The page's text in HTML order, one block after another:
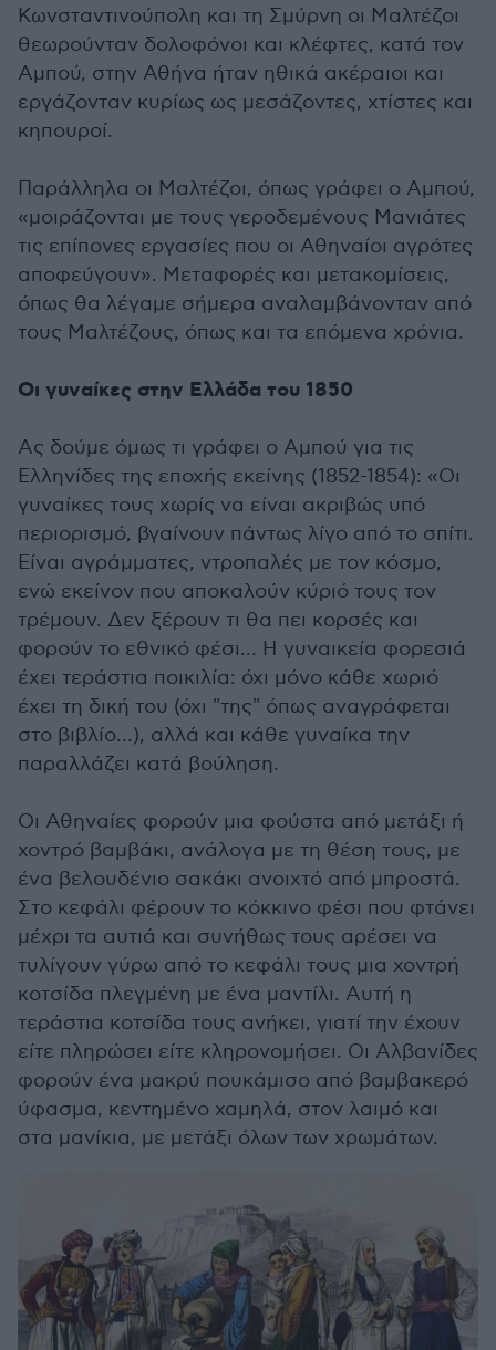
Κωνσταντινούπολη και τη Σμύρνη οι Μαλτέζοι
θεωρούνταν δολοφόνοι και κλέφτες, κατά τον
Αμπού, στην Αθήνα ήταν ηθικά ακέραιοι και
εργάζονταν κυρίως ως μεσάζοντες, χτίστες και
κηπουροί.
Παράλληλα οι Μαλτέζοι, όπως γράφει ο Αμπού,
«μοιράζονται με τους γεροδεμένους Μανιάτες
τις επίπονες εργασίες που οι Αθηναίοι αγρότες
αποφεύγουν». Μεταφορές και μετακομίσεις,
όπως θα λέγαμε σήμερα αναλαμβάνονταν από
τους Μαλτέζους, όπως και τα επόμενα χρόνια.
Οι γυναίκες στην Ελλάδα του 1850
Ας δούμε όμως τι γράφει ο Αμπού για τις
Ελληνίδες της εποχής εκείνης (1852-1854): «Οι
γυναίκες τους χωρίς να είναι ακριβώς υπό
περιορισμό, βγαίνουν πάντως λίγο από το σπίτι.
Είναι αγράμματες, ντροπαλές με τον κόσμο,
ενώ εκείνον που αποκαλούν κύριό τους τον
τρέμουν. Δεν ξέρουν τι θα πει κορσές και
φορούν το εθνικό φέσι... Η γυναικεία φορεσιά
έχει τεράστια ποικιλία: όχι μόνο κάθε χωριό
έχει τη δική του (όχι "της" όπως αναγράφεται
στο βιβλίο...), αλλά και κάθε γυναίκα την
παραλλάζει κατά βούληση.
Οι Αθηναίες φορούν μια φούστα από μετάξι ή
χοντρό βαμβάκι, ανάλογα με τη θέση τους, με
ένα βελουδένιο σακάκι ανοιχτό από μπροστά.
Στο κεφάλι φέρουν το κόκκινο φέσι που φτάνει
μέχρι τα αυτιά και συνήθως τους αρέσει να
τυλίγουν γύρω από το κεφάλι τους μια χοντρή
κοτσίδα πλεγμένη με ένα μαντίλι. Αυτή η
τεράστια κοτσίδα τους ανήκει, γιατί την έχουν
είτε πληρώσει είτε κληρονομήσει. Οι Αλβανίδες
φορούν ένα μακρύ πουκάμισο από βαμβακερό
ύφασμα, κεντημένο χαμηλά, στον λαιμό και
στα μανίκια, με μετάξι όλων των χρωμάτων.